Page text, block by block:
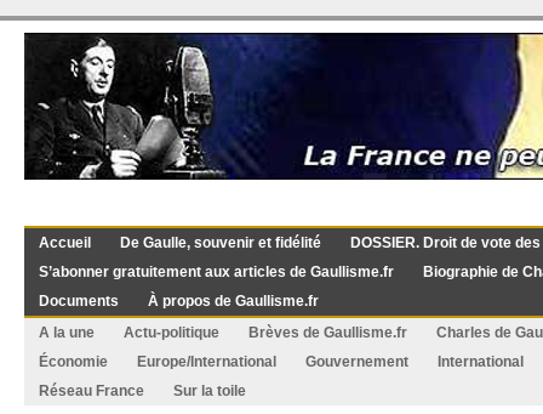
Accueil De Gaulle, souvenir et fidélité
DOSSIER. Droit de vote
S’abonner gratuitement aux articles de Gaullisme.fr
Biographie de
Documents
À propos de Gaullisme.fr
A la une
Actu-politique Brèves de Gaullisme.fr
Charles de
Économie
Europe/International Gouvernement
International
Réseau France
Sur la toile